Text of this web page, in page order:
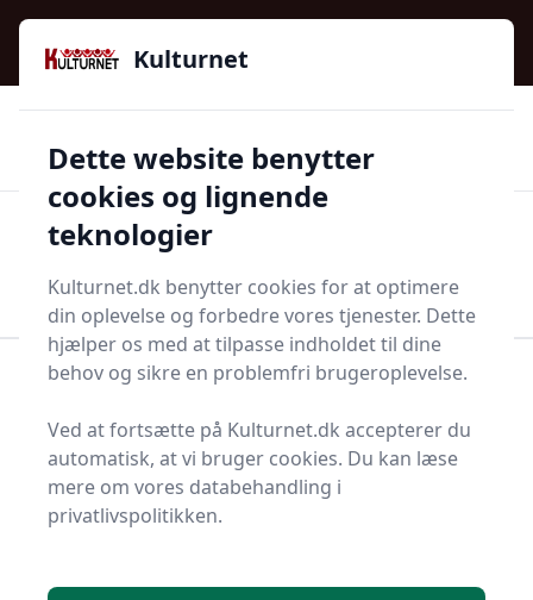
Kulturnet - Alt Det Gode I Livet | Din Kulturguide Siden
2016
97 kategorier 👍Kun godkendte butikker
Start søgning
Bolig og indretning
Soveværelse
Topliste over de 7
bedste plejesenge i
Kulturnet
Dette website benytter
cookies og lignende
teknologier
Kulturnet.dk benytter cookies for at optimere
din oplevelse og forbedre vores tjenester. Dette
hjælper os med at tilpasse indholdet til dine
behov og sikre en problemfri brugeroplevelse.
Ved at fortsætte på Kulturnet.dk accepterer du
automatisk, at vi bruger cookies. Du kan læse
mere om vores databehandling i
privatlivspolitikken.